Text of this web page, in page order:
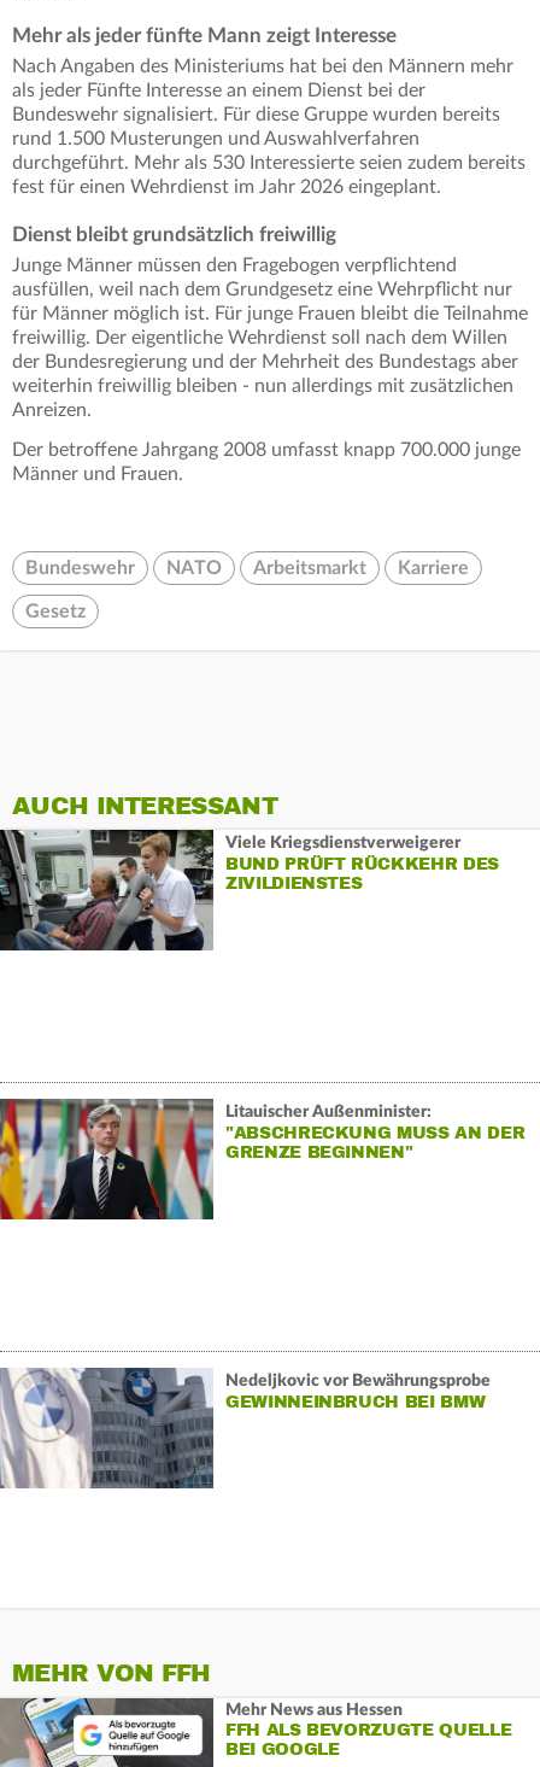
Mehr als jeder fünfte Mann zeigt Interesse
Nach Angaben des Ministeriums hat bei den Männern mehr
als jeder Fünfte Interesse an einem Dienst bei der
Bundeswehr signalisiert. Für diese Gruppe wurden bereits
rund 1.500 Musterungen und Auswahlverfahren
durchgeführt. Mehr als 530 Interessierte seien zudem bereits
fest für einen Wehrdienst im Jahr 2026 eingeplant.
Dienst bleibt grundsätzlich freiwillig
Junge Männer müssen den Fragebogen verpflichtend
ausfüllen, weil nach dem Grundgesetz eine Wehrpflicht nur
für Männer möglich ist. Für junge Frauen bleibt die Teilnahme
freiwillig. Der eigentliche Wehrdienst soll nach dem Willen
der Bundesregierung und der Mehrheit des Bundestags aber
weiterhin freiwillig bleiben - nun allerdings mit zusätzlichen
Anreizen.
Der betroffene Jahrgang 2008 umfasst knapp 700.000 junge
Männer und Frauen.
Bundeswehr NATO Arbeitsmarkt Karriere
Gesetz
AUCH INTERESSANT
Viele Kriegsdienstverweigerer
BUND PRÜFT RÜCKKEHR DES
ZIVILDIENSTES
Litauischer Außenminister:
"ABSCHRECKUNG MUSS AN DER
GRENZE BEGINNEN"
Nedeljkovic vor Bewährungsprobe
GEWINNEINBRUCH BEI BMW
MEHR VON FFH
Mehr News aus Hessen
FFH ALS BEVORZUGTE QUELLE
BEI GOOGLE